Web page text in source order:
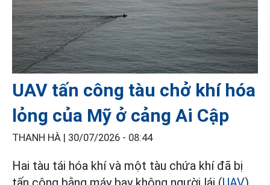
UAV tấn công tàu chở khí hóa
lỏng của Mỹ ở cảng Ai Cập
THANH HÀ | 30/07/2026 - 08:44
Hai tàu tái hóa khí và một tàu chứa khí đã bị